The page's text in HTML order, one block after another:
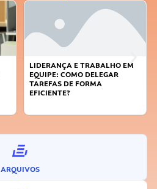
LIDERANÇA E TRABALHO EM
EQUIPE: COMO DELEGAR
TAREFAS DE FORMA
EFICIENTE?
ARQUIVOS